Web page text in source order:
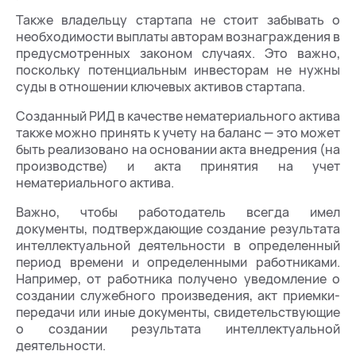
Также владельцу стартапа не стоит забывать о
необходимости выплаты авторам вознаграждения в
предусмотренных законом случаях. Это важно,
поскольку потенциальным инвесторам не нужны
суды в отношении ключевых активов стартапа.
Созданный РИД в качестве нематериального актива
также можно принять к учету на баланс — это может
быть реализовано на основании акта внедрения (на
производстве) и акта принятия на учет
нематериального актива.
Важно, чтобы работодатель всегда имел
документы, подтверждающие создание результата
интеллектуальной деятельности в определенный
период времени и определенными работниками.
Например, от работника получено уведомление о
создании служебного произведения, акт приемки-
передачи или иные документы, свидетельствующие
о создании результата интеллектуальной
деятельности.